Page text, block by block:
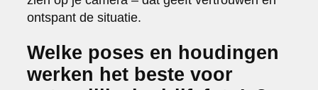
ontspant de situatie.
Welke poses en houdingen
werken het beste voor